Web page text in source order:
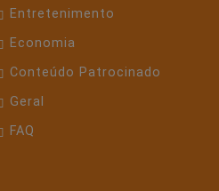
Entretenimento
Economia
Conteúdo Patrocinado
Geral
FAQ